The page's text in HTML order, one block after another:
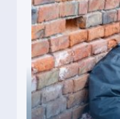
Mutter